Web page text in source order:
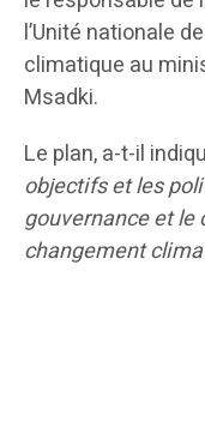
l’Unité nationale
climatique au
Msadki.
Le plan, a-t-il
objectifs et les
gouvernance et
changement